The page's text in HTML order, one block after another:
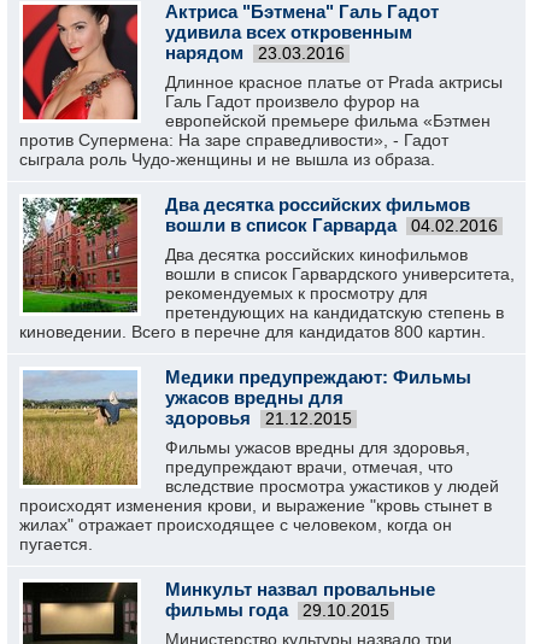
Актриса "Бэтмена" Галь Гадот
удивила всех откровенным
нарядом
23.03.2016
Длинное красное платье от Prada актрисы
Галь Гадот произвело фурор на
европейской премьере фильма «Бэтмен
против Супермена: На заре справедливости», - Гадот
сыграла роль Чудо-женщины и не вышла из образа.
Два десятка российских фильмов
вошли в список Гарварда
04.02.2016
Два десятка российских кинофильмов
вошли в список Гарвардского университета,
рекомендуемых к просмотру для
претендующих на кандидатскую степень в
киноведении. Всего в перечне для кандидатов 800 картин.
Медики предупреждают: Фильмы
ужасов вредны для
здоровья
21.12.2015
Фильмы ужасов вредны для здоровья,
предупреждают врачи, отмечая, что
вследствие просмотра ужастиков у людей
происходят изменения крови, и выражение "кровь стынет в
жилах" отражает происходящее с человеком, когда он
пугается.
Минкульт назвал провальные
фильмы года
29.10.2015
Министерство культуры назвало три